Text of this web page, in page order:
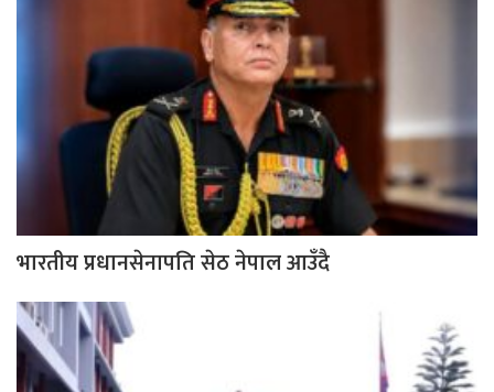
भारतीय प्रधानसेनापति सेठ नेपाल आउँदै